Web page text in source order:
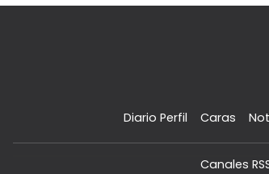
Diario Perfil Caras
Canales